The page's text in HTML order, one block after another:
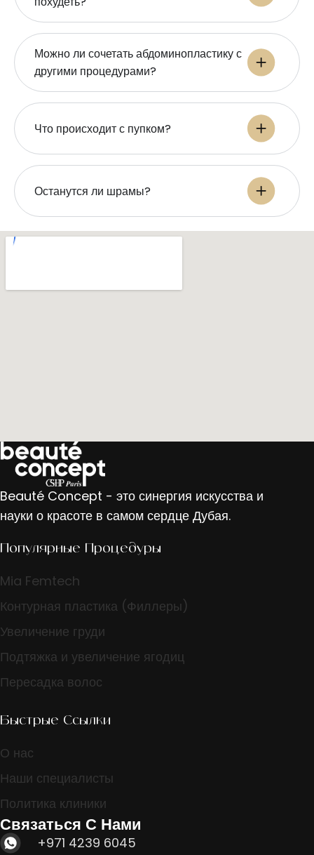
Можно ли сочетать абдоминопластику с
другими процедурами?
Что происходит с пупком?
Останутся ли шрамы?
Beauté Concept - это синергия искусства и
науки о красоте в самом сердце Дубая.
Популярные Процедуры
Mia Femtech
Контурная пластика (Филлеры)
Увеличение груди
Подтяжка и увеличение ягодиц
Пересадка волос
Быстрые Ссылки
О нас
Наши специалисты
Политика клиники
Связаться С Нами
+971 4239 6045